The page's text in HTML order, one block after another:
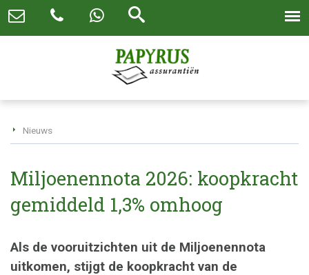
Nieuws
Miljoenennota 2026: koopkracht
gemiddeld 1,3% omhoog
Als de vooruitzichten uit de Miljoenennota
uitkomen, stijgt de koopkracht van de